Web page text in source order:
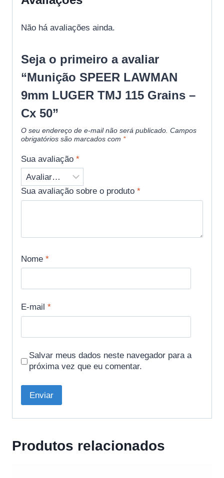
Não há avaliações ainda.
Seja o primeiro a avaliar
“Munição SPEER LAWMAN
9mm LUGER TMJ 115 Grains –
Cx 50”
O seu endereço de e-mail não será publicado. Campos
obrigatórios são marcados com *
Sua avaliação *
Sua avaliação sobre o produto *
Nome *
E-mail *
Salvar meus dados neste navegador para a
próxima vez que eu comentar.
Produtos relacionados